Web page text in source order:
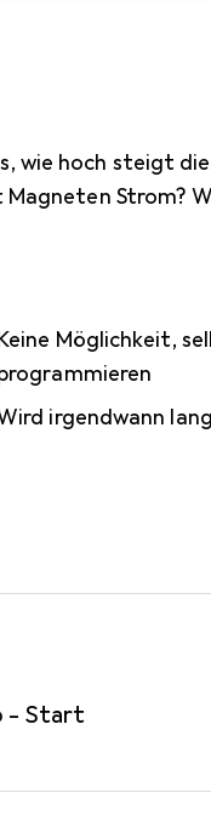
wie hoch steigt
Strom?
Möglichkeit,
irgendwann
- Start